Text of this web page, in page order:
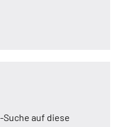
auf diese